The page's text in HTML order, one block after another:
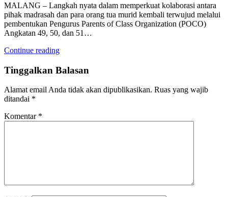
MALANG – Langkah nyata dalam memperkuat kolaborasi antara
pihak madrasah dan para orang tua murid kembali terwujud melalui
pembentukan Pengurus Parents of Class Organization (POCO)
Angkatan 49, 50, dan 51…
Continue reading
Tinggalkan Balasan
Alamat email Anda tidak akan dipublikasikan. Ruas yang wajib
ditandai *
Komentar *